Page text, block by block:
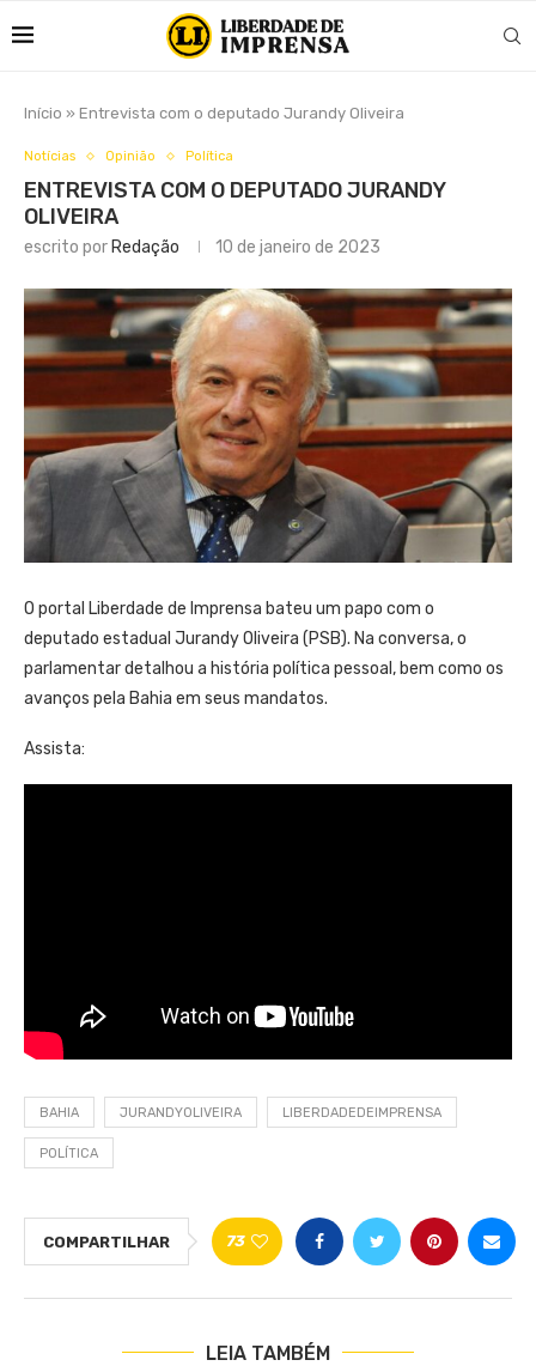
Início » Entrevista com o deputado Jurandy Oliveira
Notícias Opinião Política
ENTREVISTA COM O DEPUTADO JURANDY
OLIVEIRA
escrito por Redação 10 de janeiro de 2023
O portal Liberdade de Imprensa bateu um papo com o
deputado estadual Jurandy Oliveira (PSB). Na conversa, o
parlamentar detalhou a história política pessoal, bem como os
avanços pela Bahia em seus mandatos.
Assista:
BAHIA JURANDYOLIVEIRA LIBERDADEDEIMPRENSA
POLÍTICA
COMPARTILHAR 73
LEIA TAMBÉM